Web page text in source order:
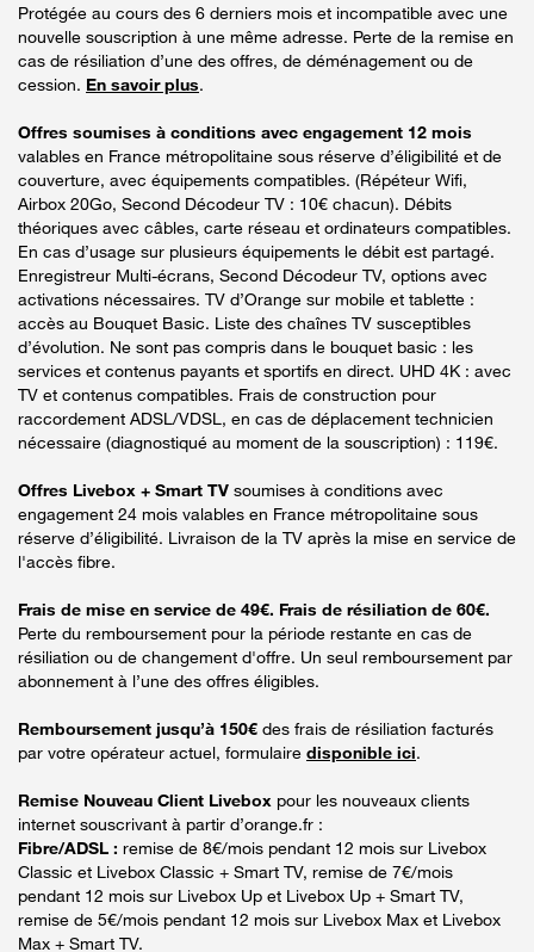
Protégée au cours des 6 derniers mois et incompatible avec une
nouvelle souscription à une même adresse. Perte de la remise en
cas de résiliation d’une des offres, de déménagement ou de
cession. En savoir plus.
Offres soumises à conditions avec engagement 12 mois
valables en France métropolitaine sous réserve d’éligibilité et de
couverture, avec équipements compatibles. (Répéteur Wifi,
Airbox 20Go, Second Décodeur TV : 10€ chacun). Débits
théoriques avec câbles, carte réseau et ordinateurs compatibles.
En cas d’usage sur plusieurs équipements le débit est partagé.
Enregistreur Multi-écrans, Second Décodeur TV, options avec
activations nécessaires. TV d’Orange sur mobile et tablette :
accès au Bouquet Basic. Liste des chaînes TV susceptibles
d’évolution. Ne sont pas compris dans le bouquet basic : les
services et contenus payants et sportifs en direct. UHD 4K : avec
TV et contenus compatibles. Frais de construction pour
raccordement ADSL/VDSL, en cas de déplacement technicien
nécessaire (diagnostiqué au moment de la souscription) : 119€.
Offres Livebox + Smart TV soumises à conditions avec
engagement 24 mois valables en France métropolitaine sous
réserve d’éligibilité. Livraison de la TV après la mise en service de
l'accès fibre.
Frais de mise en service de 49€. Frais de résiliation de 60€.
Perte du remboursement pour la période restante en cas de
résiliation ou de changement d'offre. Un seul remboursement par
abonnement à l’une des offres éligibles.
Remboursement jusqu’à 150€ des frais de résiliation facturés
par votre opérateur actuel, formulaire disponible ici.
Remise Nouveau Client Livebox pour les nouveaux clients
internet souscrivant à partir d’orange.fr :
Fibre/ADSL : remise de 8€/mois pendant 12 mois sur Livebox
Classic et Livebox Classic + Smart TV, remise de 7€/mois
pendant 12 mois sur Livebox Up et Livebox Up + Smart TV,
remise de 5€/mois pendant 12 mois sur Livebox Max et Livebox
Max + Smart TV.